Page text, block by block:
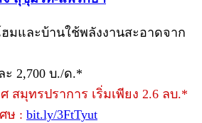
มและบ้านใช้พลังงานสะอาดจาก
2,700 บ./ด.*
สมุทรปราการ เริ่มเพียง 2.6 ลบ.*
ษ : bit.ly/3FtTyut